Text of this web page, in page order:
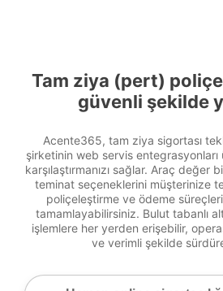
Tam ziya (pert)
güvenli şekilde
Acente365, tam ziya sigortası
şirketinin web servis entegrasyonları
karşılaştırmanızı sağlar. Araç değer
teminat seçeneklerini müşterinize
poliçeleştirme ve ödeme
tamamlayabilirsiniz. Bulut tabanlı
işlemlere her yerden erişebilir,
ve verimli şekilde